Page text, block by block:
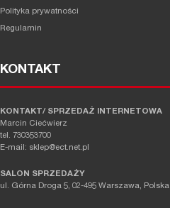
Polityka prywatności
Regulamin
KONTAKT
KONTAKT/ SPRZEDAŻ INTERNETOWA
Marcin Ciećwierz
tel. 730353700
E-mail: sklep@ect.net.pl
SALON SPRZEDAŻY
ul. Górna Droga 5, 02-495 Warszawa, Polska